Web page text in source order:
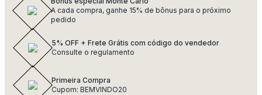
A cada compra, ganhe 15% de bônus para o próximo
pedido
5% OFF + Frete Grátis com código do vendedor
Consulte o regulamento
Primeira Compra
Cupom: BEMVINDO20